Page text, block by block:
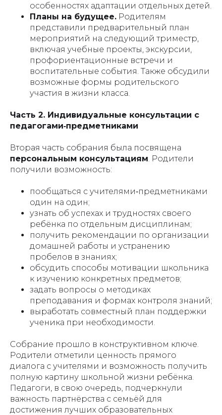
особенностях адаптации отдельных детей.
Планы на будущее. Родителям
представили предварительный план
мероприятий на следующий триместр,
включая учебные проекты, экскурсии,
профориентационные встречи и
воспитательные события. Также обсудили
возможные формы родительского
участия в жизни класса.
Часть 2. Индивидуальные консультации с
педагогами‑предметниками
Вторая часть собрания была посвящена
персональным консультациям. Родители
получили возможность:
пообщаться с учителями‑предметниками
один на один;
узнать об успехах и трудностях своего
ребёнка по отдельным дисциплинам;
получить рекомендации по организации
домашней работы и устранению
пробелов в знаниях;
обсудить способы мотивации школьника
к изучению конкретных предметов;
задать вопросы о методиках
преподавания и формах контроля знаний;
выработать совместный план поддержки
ученика при необходимости.
Собрание прошло в конструктивном ключе.
Родители отметили ценность прямого
диалога с учителями и возможность получить
полную картину школьной жизни ребёнка.
Педагоги, в свою очередь, подчеркнули
важность партнёрства с семьёй для
достижения лучших образовательных